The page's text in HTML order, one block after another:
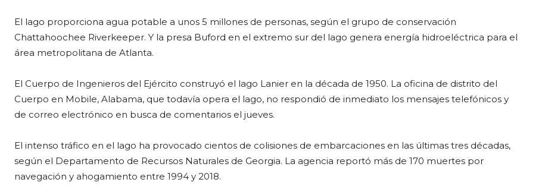
El lago proporciona agua potable a unos 5 millones de personas, según el grupo de conservación
Chattahoochee Riverkeeper. Y la presa Buford en el extremo sur del lago genera energía hidroeléctrica para el
área metropolitana de Atlanta.
El Cuerpo de Ingenieros del Ejército construyó el lago Lanier en la década de 1950. La oficina de distrito del
Cuerpo en Mobile, Alabama, que todavía opera el lago, no respondió de inmediato los mensajes telefónicos y
de correo electrónico en busca de comentarios el jueves.
El intenso tráfico en el lago ha provocado cientos de colisiones de embarcaciones en las últimas tres décadas,
según el Departamento de Recursos Naturales de Georgia. La agencia reportó más de 170 muertes por
navegación y ahogamiento entre 1994 y 2018.